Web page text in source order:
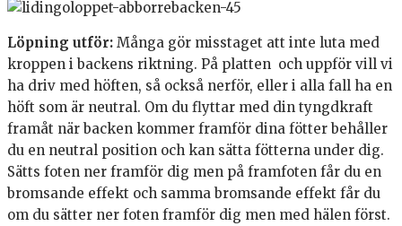
Löpning utför: Många gör misstaget att inte luta med
kroppen i backens riktning. På platten och uppför vill vi
ha driv med höften, så också nerför, eller i alla fall ha en
höft som är neutral. Om du flyttar med din tyngdkraft
framåt när backen kommer framför dina fötter behåller
du en neutral position och kan sätta fötterna under dig.
Sätts foten ner framför dig men på framfoten får du en
bromsande effekt och samma bromsande effekt får du
om du sätter ner foten framför dig men med hälen först.